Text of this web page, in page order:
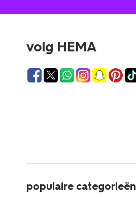
volg HEMA
populaire categorieën